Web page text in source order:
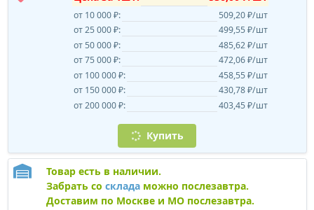
от 10 000 ₽:
509,20 ₽/шт
от 25 000 ₽:
499,55 ₽/шт
от 50 000 ₽:
485,62 ₽/шт
от 75 000 ₽:
472,06 ₽/шт
от 100 000 ₽:
458,55 ₽/шт
от 150 000 ₽:
430,78 ₽/шт
от 200 000 ₽:
403,45 ₽/шт
Купить
Товар есть в наличии.
Забрать со складаможно послезавтра.
Доставим по Москве и МО послезавтра.